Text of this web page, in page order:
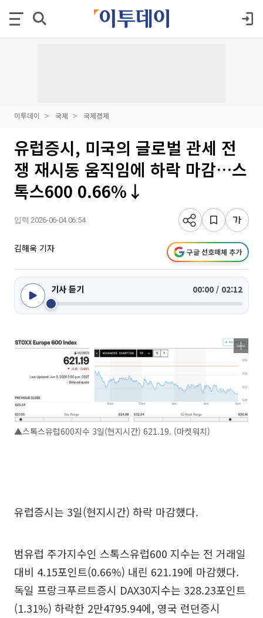
이투데이 국제 국제경제
유럽증시, 미국의 글로벌 관세 전
쟁 재시동 움직임에 하락 마감…스
톡스600 0.66%↓
입력 2026-06-04 06:54
김해욱 기자 구글 선호매체 추가
기사 듣기 00:00 / 02:12
▲스톡스유럽600지수 3일(현지시간) 621.19. (마켓워치)
유럽증시는 3일(현지시간) 하락 마감했다.
범유럽 주가지수인 스톡스유럽600 지수는 전 거래일
대비 4.15포인트(0.66%) 내린 621.19에 마감했다.
독일 프랑크푸르트증시 DAX30지수는 328.23포인트
(1.31%) 하락한 2만4795.94에, 영국 런던증시